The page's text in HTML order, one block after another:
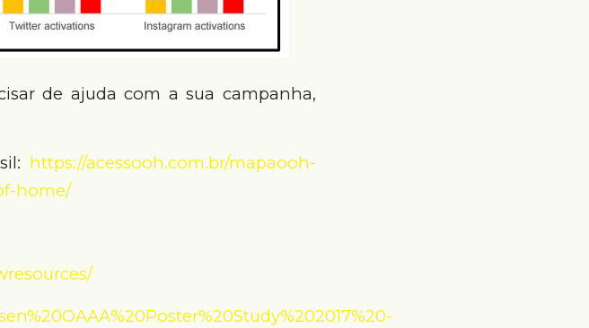
de ajuda com a sua campanha,
https://acessooh.com.br/mapaooh-
home/